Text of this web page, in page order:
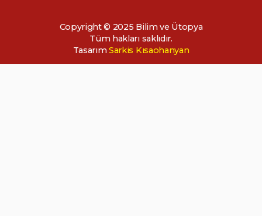
Copyright © 2025 Bilim ve Ütopya
Tüm hakları saklıdır.
TasarımSarkis Kısaohanyan